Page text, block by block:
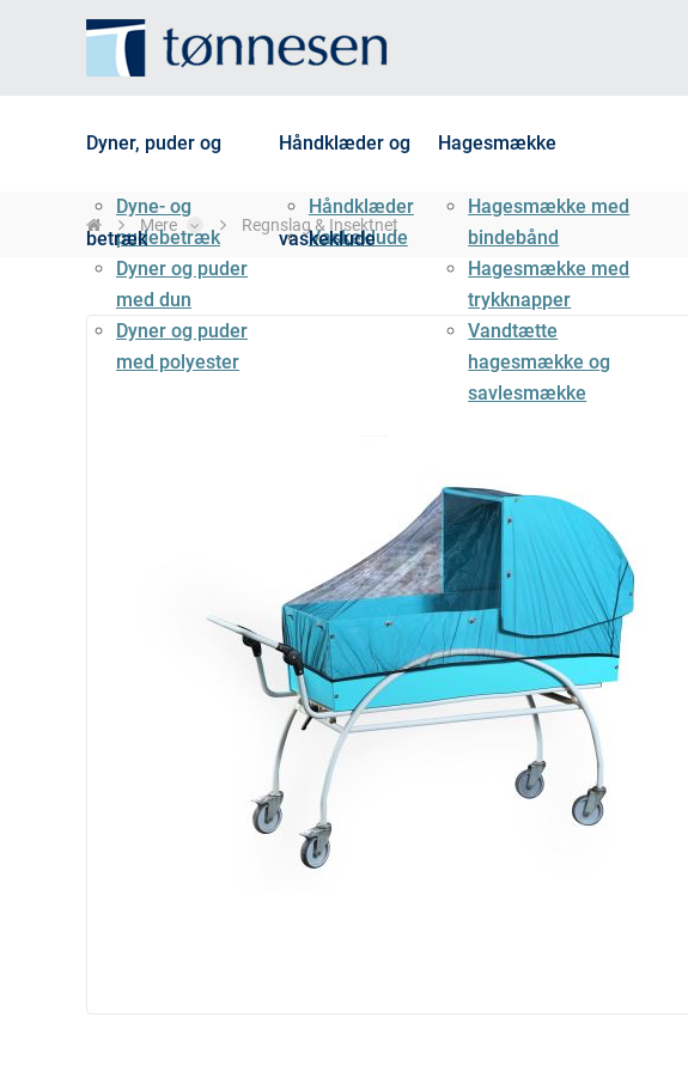
Dyner, puder og
betræk
Dyne- og
pudebetræk
Dyner og puder
med dun
Dyner og puder
med polyester
Håndklæder og
vaskeklude
Håndklæder
Vaskeklude
Hagesmække
Hagesmække med
bindebånd
Hagesmække med
trykknapper
Vandtætte
hagesmække og
savlesmække
Mere Regnslag & Insektnet